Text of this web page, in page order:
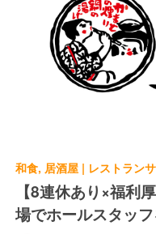
【8連休あり×福利
場でホールスタッフ